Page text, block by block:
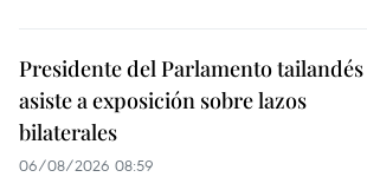
Presidente del Parlamento tailandés
asiste a exposición sobre lazos
bilaterales
06/08/2026 08:59